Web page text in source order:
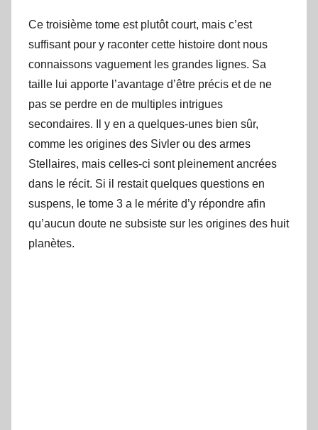
Ce troisième tome est plutôt court, mais c’est
suffisant pour y raconter cette histoire dont nous
connaissons vaguement les grandes lignes. Sa
taille lui apporte l’avantage d’être précis et de ne
pas se perdre en de multiples intrigues
secondaires. Il y en a quelques-unes bien sûr,
comme les origines des Sivler ou des armes
Stellaires, mais celles-ci sont pleinement ancrées
dans le récit. Si il restait quelques questions en
suspens, le tome 3 a le mérite d’y répondre afin
qu’aucun doute ne subsiste sur les origines des huit
planètes.